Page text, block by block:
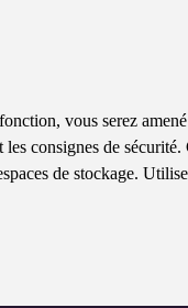
vous serez
consignes de
de stockage.